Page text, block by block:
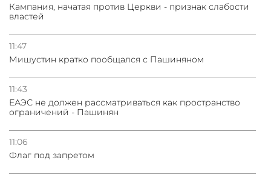
Кампания, начатая против Церкви - признак слабости
властей
11:47
Мишустин кратко пообщался с Пашиняном
11:43
ЕАЭС не должен рассматриваться как пространство
ограничений - Пашинян
11:06
Флаг под запретом